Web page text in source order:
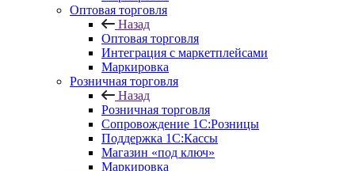
Оптовая торговля
Назад
Оптовая торговля
Интеграция с маркетплейсами
Маркировка
Розничная торговля
Назад
Розничная торговля
Сопровождение 1С:Розницы
Поддержка 1С:Кассы
Магазин «под ключ»
Маркировка